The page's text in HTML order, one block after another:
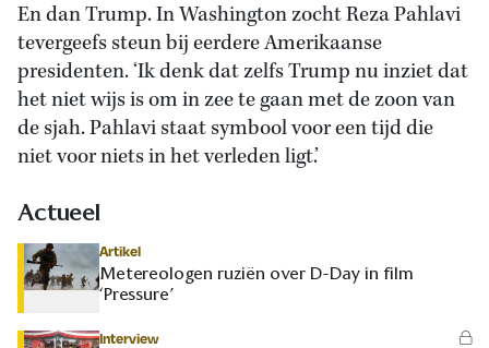
En dan Trump. In Washington zocht Reza Pahlavi
tevergeefs steun bij eerdere Amerikaanse
presidenten. ‘Ik denk dat zelfs Trump nu inziet dat
het niet wijs is om in zee te gaan met de zoon van
de sjah. Pahlavi staat symbool voor een tijd die
niet voor niets in het verleden ligt.’
Actueel
Artikel
Metereologen ruziën over D-Day in film
‘Pressure’
Interview